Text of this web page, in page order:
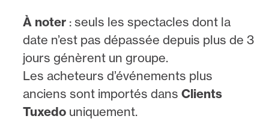
À noter : seuls les spectacles dont la
date n’est pas dépassée depuis plus de 3
jours génèrent un groupe.
Les acheteurs d’événements plus
anciens sont importés dans Clients
Tuxedo uniquement.